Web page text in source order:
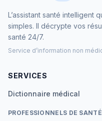
L’assistant santé intelligent
simples. Il décrypte vos
santé 24/7.
Service d’information non
SERVICES
Dictionnaire médical
PROFESSIONNELS DE